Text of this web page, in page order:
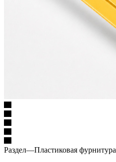
Раздел—Пластиковая фурнитура